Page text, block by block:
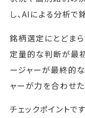
し、AIによる分析で
銘柄選定にとどまら
定量的な判断が最初
ージャーが最終的な
ャーが力を合わせ
チェックポイントで